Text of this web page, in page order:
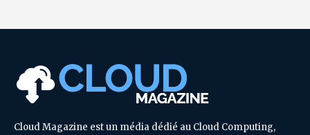
Cloud Magazine est un média dédié au Cloud Computing,